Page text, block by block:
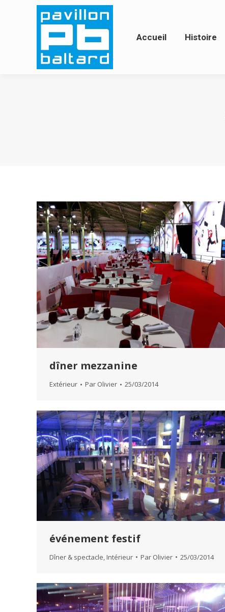
Accueil Histoire
dîner mezzanine
Extérieur Par Olivier 25/03/2014
événement festif
Dîner & spectacle, Intérieur Par Olivier 25/03/2014